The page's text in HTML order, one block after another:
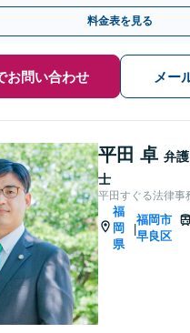
婚・男女問題の解決実績が豊富で
料金表を見る
お問い合わせ メー
平田 卓 弁護
士
平田すぐる法律事
福
岡
県
|
福岡市
早良区